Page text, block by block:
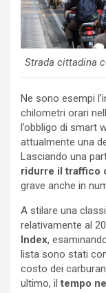
Strada cittadina
Ne sono esempi
chilometri orari
l’obbligo di smart
attualmente una
Lasciando una
ridurre il traffico
grave anche in
A stilare una
relativamente al
Index,
lista sono stati
costo dei
ultimo, iltempo